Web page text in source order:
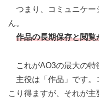
つまり、コミュニケー
ん。
作品の長期保存と閲覧
これがAO3の最大の特
主役は「作品」です。
こり得ますが、それが主